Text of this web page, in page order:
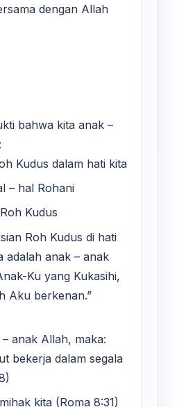
dengan Allah
bahwa kita anak –
Kudus dalam hati kita
– hal Rohani
Kudus
Roh Kudus di hati
adalah anak – anak
Ku yang Kukasihi,
Aku berkenan.”
anak Allah, maka:
bekerja dalam segala
kita (Roma 8:31)